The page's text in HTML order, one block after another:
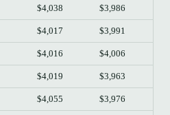
$4,038 $3,986
$4,017 $3,991
$4,016 $4,006
$4,019 $3,963
$4,055 $3,976